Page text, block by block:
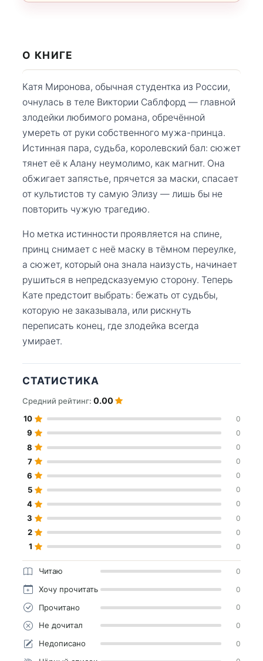
О КНИГЕ
Катя Миронова, обычная студентка из России,
очнулась в теле Виктории Саблфорд — главной
злодейки любимого романа, обречённой
умереть от руки собственного мужа-принца.
Истинная пара, судьба, королевский бал: сюжет
тянет её к Алану неумолимо, как магнит. Она
обжигает запястье, прячется за маски, спасает
от культистов ту самую Элизу — лишь бы не
повторить чужую трагедию.
Но метка истинности проявляется на спине,
принц снимает с неё маску в тёмном переулке,
а сюжет, который она знала наизусть, начинает
рушиться в непредсказуемую сторону. Теперь
Кате предстоит выбрать: бежать от судьбы,
которую не заказывала, или рискнуть
переписать конец, где злодейка всегда
умирает.
СТАТИСТИКА
Средний рейтинг: 0.00
10 0
9 0
8 0
7 0
6 0
5 0
4 0
3 0
2 0
1 0
Читаю 0
Хочу прочитать 0
Прочитано 0
Не дочитал 0
Недописано 0